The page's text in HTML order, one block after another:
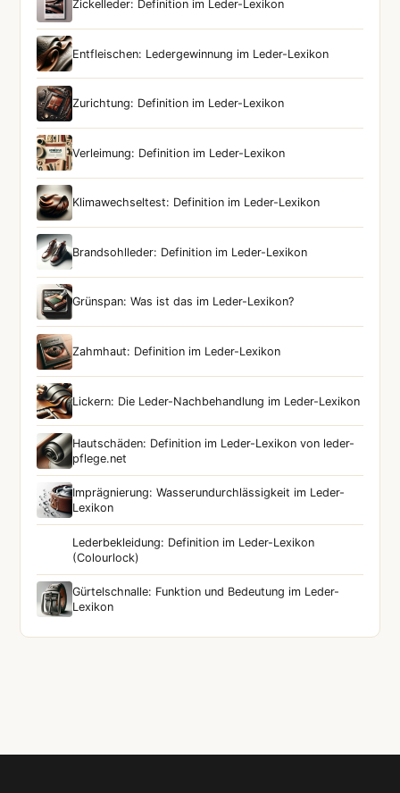
Zickelleder: Definition im Leder-Lexikon
Entfleischen: Ledergewinnung im Leder-Lexikon
Zurichtung: Definition im Leder-Lexikon
Verleimung: Definition im Leder-Lexikon
Klimawechseltest: Definition im Leder-Lexikon
Brandsohlleder: Definition im Leder-Lexikon
Grünspan: Was ist das im Leder-Lexikon?
Zahmhaut: Definition im Leder-Lexikon
Lickern: Die Leder-Nachbehandlung im Leder-Lexikon
Hautschäden: Definition im Leder-Lexikon von leder-
pflege.net
Imprägnierung: Wasserundurchlässigkeit im Leder-
Lexikon
Lederbekleidung: Definition im Leder-Lexikon
(Colourlock)
Gürtelschnalle: Funktion und Bedeutung im Leder-
Lexikon